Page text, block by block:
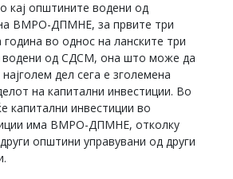
кај општините водени од
ВМРО-ДПМНЕ, за првите три
во однос на ланските три
водени од СДСМ, она што може да
дел сега е зголемена
на капитални инвестиции. Во
капитални инвестиции во
има ВМРО-ДПМНЕ, отколку
општини управувани од други